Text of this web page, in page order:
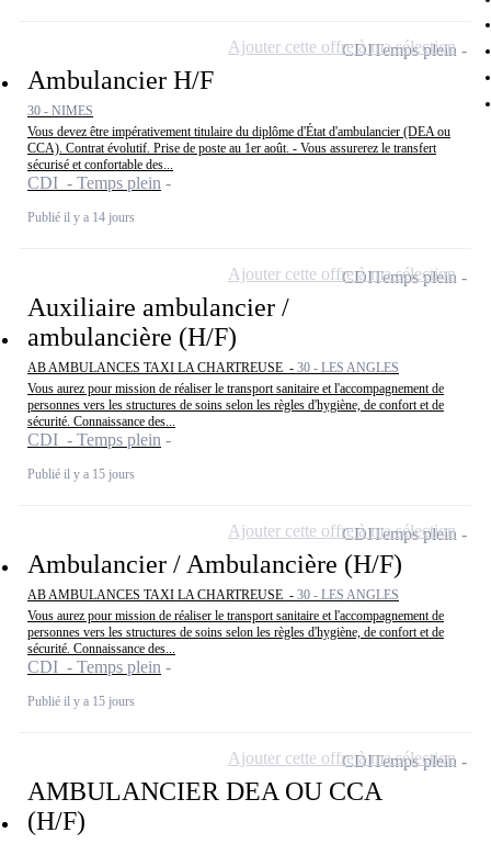
Ambulancier H/F
30 - NIMES
Vous devez être impérativement titulaire du diplôme d'État d'ambulancier (DEA ou
CCA). Contrat évolutif. Prise de poste au 1er août. - Vous assurerez le transfert
sécurisé et confortable des...
CDI - Temps plein
Publié il y a 14 jours
CDITemps plein
Ajouter cette offre à ma sélection
Auxiliaire ambulancier /
ambulancière (H/F)
AB AMBULANCES TAXI LA CHARTREUSE - 30 - LES ANGLES
Vous aurez pour mission de réaliser le transport sanitaire et l'accompagnement de
personnes vers les structures de soins selon les règles d'hygiène, de confort et de
sécurité. Connaissance des...
CDI - Temps plein
Publié il y a 15 jours
CDITemps plein
Ajouter cette offre à ma sélection
Ambulancier / Ambulancière (H/F)
AB AMBULANCES TAXI LA CHARTREUSE - 30 - LES ANGLES
Vous aurez pour mission de réaliser le transport sanitaire et l'accompagnement de
personnes vers les structures de soins selon les règles d'hygiène, de confort et de
sécurité. Connaissance des...
CDI - Temps plein
Publié il y a 15 jours
CDITemps plein
Ajouter cette offre à ma sélection
AMBULANCIER DEA OU CCA
(H/F)
CDITemps plein
Ajouter cette offre à ma sélection